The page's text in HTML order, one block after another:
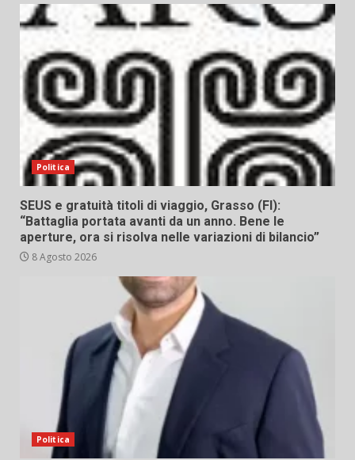
Politica
SEUS e gratuità titoli di viaggio, Grasso (FI):
“Battaglia portata avanti da un anno. Bene le
aperture, ora si risolva nelle variazioni di bilancio”
8 Agosto 2026
Politica